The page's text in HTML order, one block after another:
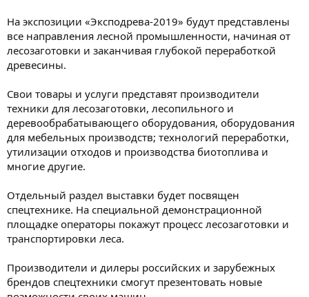
На экспозиции «Эксподрева-2019» будут представлены
все направления лесной промышленности, начиная от
лесозаготовки и заканчивая глубокой переработкой
древесины.
Свои товары и услуги представят производители
техники для лесозаготовки, лесопильного и
деревообрабатывающего оборудования, оборудования
для мебельных производств; технологий переработки,
утилизации отходов и производства биотоплива и
многие другие.
Отдельный раздел выставки будет посвящен
спецтехнике. На специальной демонстрационной
площадке операторы покажут процесс лесозаготовки и
транспортировки леса.
Производители и дилеры российских и зарубежных
брендов спецтехники смогут презентовать новые